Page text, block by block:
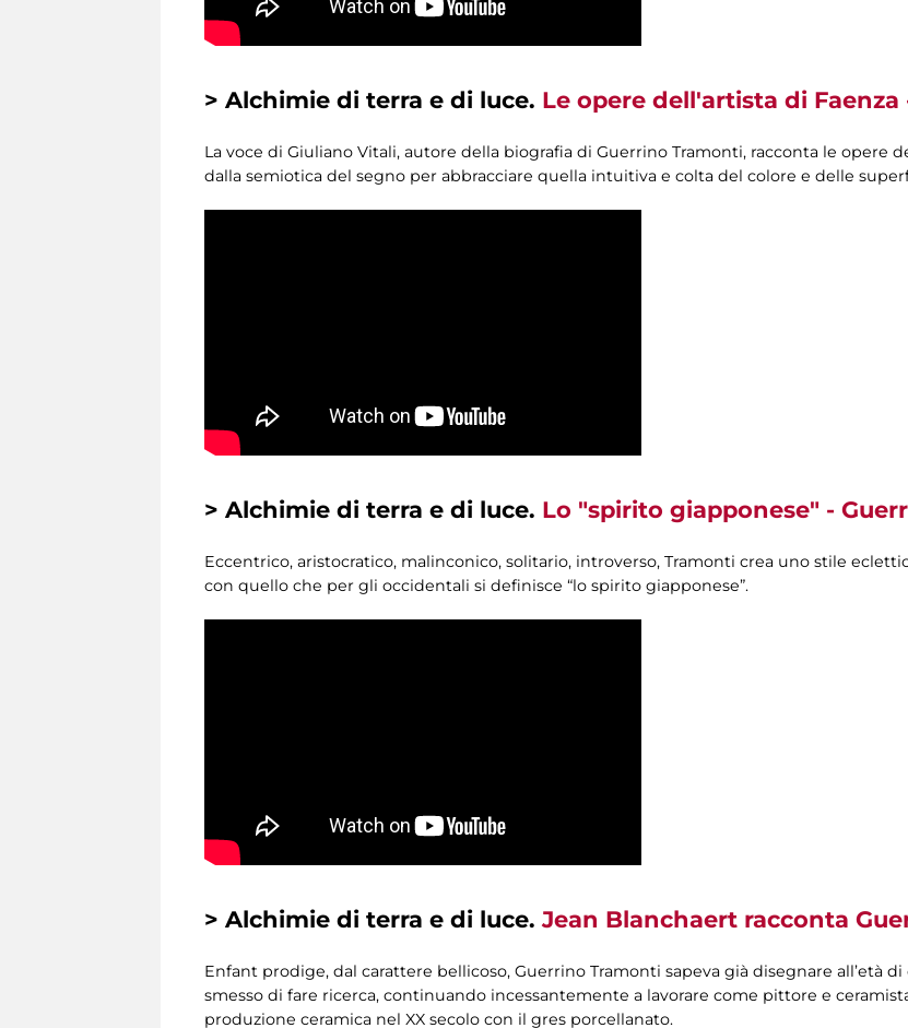
> Alchimie di terra e di luce. Le opere dell'artista di
La voce di Giuliano Vitali, autore della biografia di Guerrino Tramonti, racconta le opere
dalla semiotica del segno per abbracciare quella intuitiva e colta del colore e delle
> Alchimie di terra e di luce. Lo "spirito giapponese" -
Eccentrico, aristocratico, malinconico, solitario, introverso, Tramonti crea uno stile
con quello che per gli occidentali si definisce “lo spirito giapponese”.
> Alchimie di terra e di luce. Jean Blanchaert racconta
Enfant prodige, dal carattere bellicoso, Guerrino Tramonti sapeva già disegnare all’età
smesso di fare ricerca, continuando incessantemente a lavorare come pittore e
produzione ceramica nel XX secolo con il gres porcellanato.